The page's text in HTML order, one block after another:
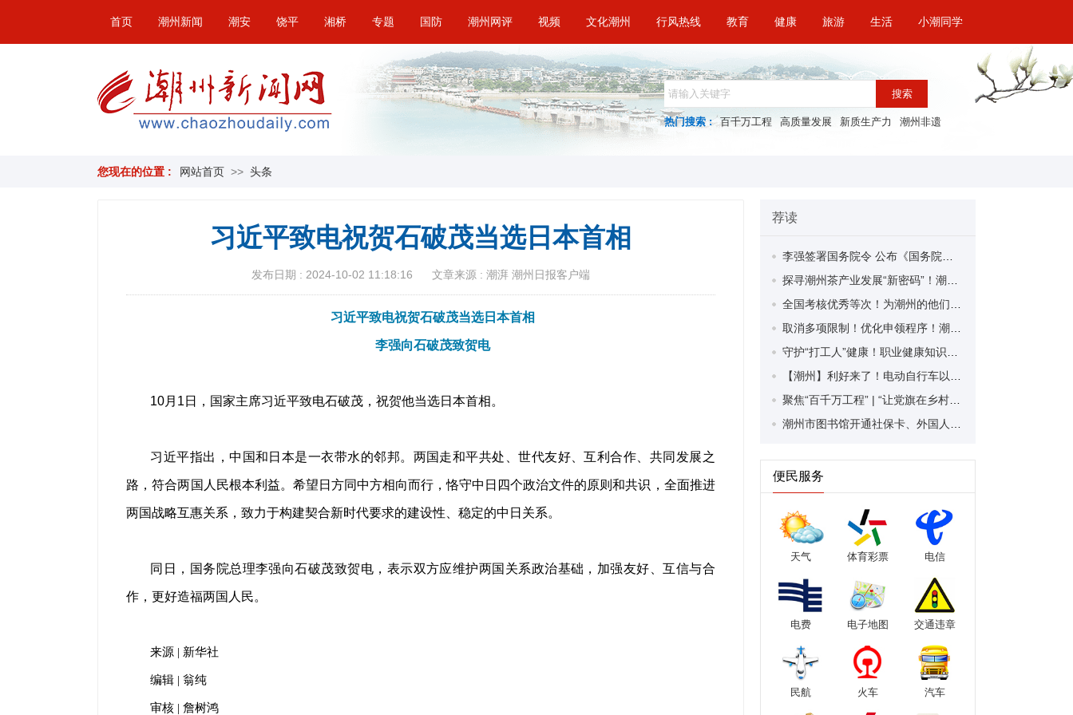
首页 潮州新闻 潮安 饶平 湘桥 专题 国防 潮州网评 视频 文化潮州 行风热线 教育 健康 旅游 生活 小潮同学
搜索
热门搜索 : 百千万工程 高质量发展 新质生产力 潮州非遗
您现在的位置 : 网站首页 >> 头条
习近平致电祝贺石破茂当选日本首相
发布日期 : 2024-10-02 11:18:16 文章来源 : 潮湃 潮州日报客户端
习近平致电祝贺石破茂当选日本首相
李强向石破茂致贺电
10月1日，国家主席习近平致电石破茂，祝贺他当选日本首相。
习近平指出，中国和日本是一衣带水的邻邦。两国走和平共处、世代友好、互利合作、共同发展之
路，符合两国人民根本利益。希望日方同中方相向而行，恪守中日四个政治文件的原则和共识，全面推进
两国战略互惠关系，致力于构建契合新时代要求的建设性、稳定的中日关系。
同日，国务院总理李强向石破茂致贺电，表示双方应维护两国关系政治基础，加强友好、互信与合
作，更好造福两国人民。
来源 | 新华社
编辑 | 翁纯
审核 | 詹树鸿
荐读
便民服务
天气 体育彩票 电信
电费 电子地图 交通违章
民航 火车 汽车